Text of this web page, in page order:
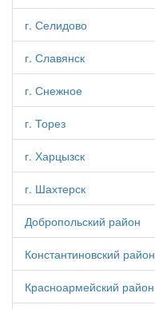
г. Селидово
г. Славянск
г. Снежное
г. Торез
г. Харцызск
г. Шахтерск
Добропольский район
Константиновский район
Красноармейский район